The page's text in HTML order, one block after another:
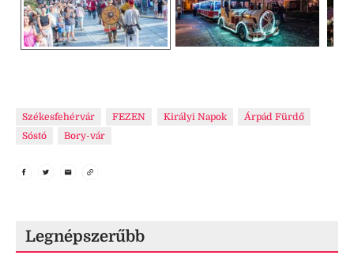
Székesfehérvár FEZEN Királyi Napok
Árpád Fürdő
Sóstó
Bory-vár
Legnépszerűbb